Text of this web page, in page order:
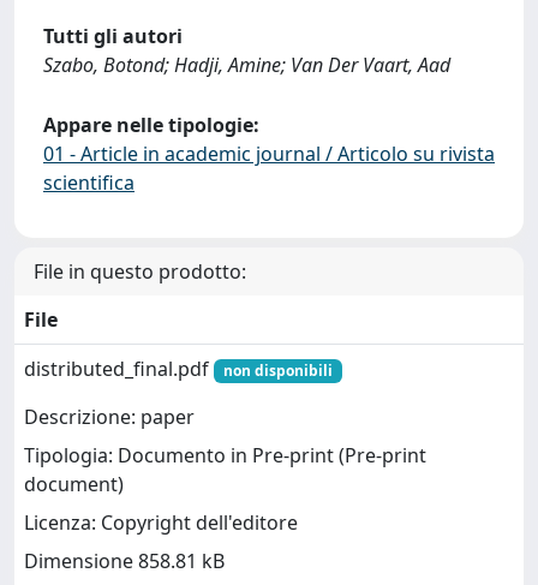
Tutti gli autori
Szabo, Botond; Hadji, Amine; Van Der Vaart, Aad
Appare nelle tipologie:
01 - Article in academic journal / Articolo su rivista
scientifica
File in questo prodotto:
File
distributed_final.pdf
non disponibili
Descrizione: paper
Tipologia: Documento in Pre-print (Pre-print
document)
Licenza: Copyright dell'editore
Dimensione 858.81 kB